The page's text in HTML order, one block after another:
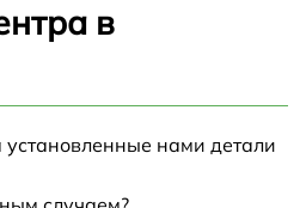
в
установленные нами детали